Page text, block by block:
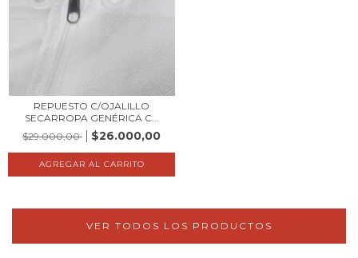
REPUESTO C/OJALILLO
SECARROPA GENÉRICA C...
$29.000,00
$26.000,00
VER TODOS LOS PRODUCTOS